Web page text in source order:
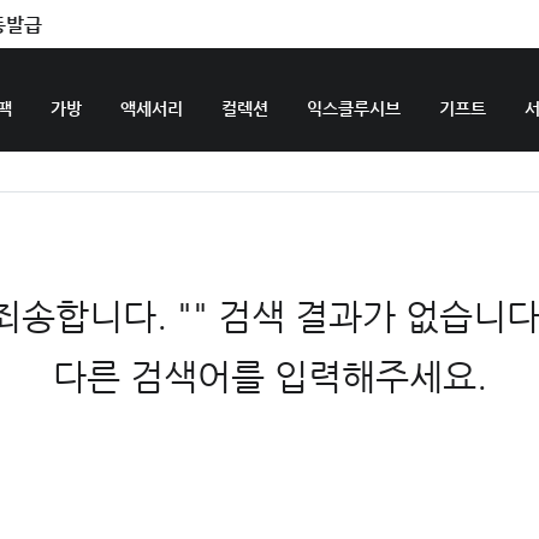
발급
가방 액세서리 컬렉션 익스클루시브 기프트
송합니다. "" 검색 결과가 없습니
다른 검색어를 입력해주세요.